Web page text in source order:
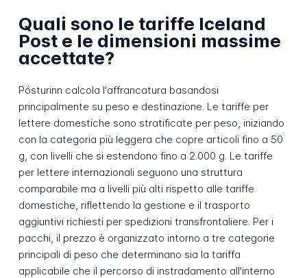
Quali sono le tariffe Iceland
Post e le dimensioni massime
accettate?
Pósturinn calcola l'affrancatura basandosi
principalmente su peso e destinazione. Le tariffe per
lettere domestiche sono stratificate per peso, iniziando
con la categoria più leggera che copre articoli fino a 50
g, con livelli che si estendono fino a 2.000 g. Le tariffe
per lettere internazionali seguono una struttura
comparabile ma a livelli più alti rispetto alle tariffe
domestiche, riflettendo la gestione e il trasporto
aggiuntivi richiesti per spedizioni transfrontaliere. Per i
pacchi, il prezzo è organizzato intorno a tre categorie
principali di peso che determinano sia la tariffa
applicabile che il percorso di instradamento all'interno